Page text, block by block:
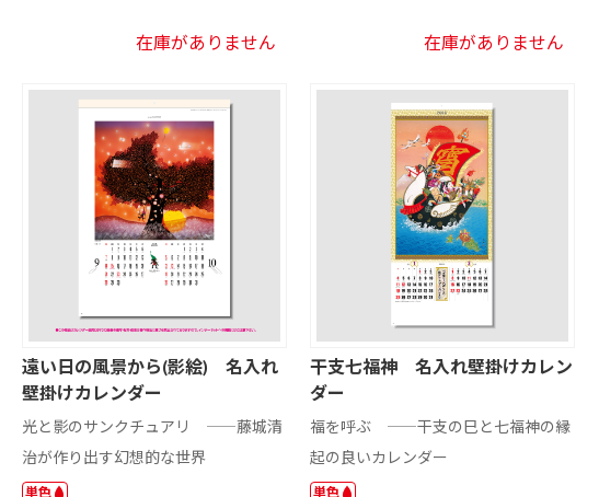
在庫がありません 在庫がありません
遠い日の風景から(影絵) 名入れ
壁掛けカレンダー
光と影のサンクチュアリ ――藤城清
治が作り出す幻想的な世界
単色
干支七福神 名入れ壁掛けカレン
ダー
福を呼ぶ ――干支の巳と七福神の縁
起の良いカレンダー
単色